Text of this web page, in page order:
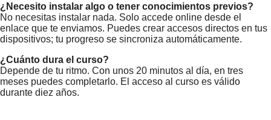
¿Necesito instalar algo o tener conocimientos previos?
No necesitas instalar nada. Solo accede online desde el
enlace que te enviamos. Puedes crear accesos directos en tus
dispositivos; tu progreso se sincroniza automáticamente.
¿Cuánto dura el curso?
Depende de tu ritmo. Con unos 20 minutos al día, en tres
meses puedes completarlo. El acceso al curso es válido
durante diez años.